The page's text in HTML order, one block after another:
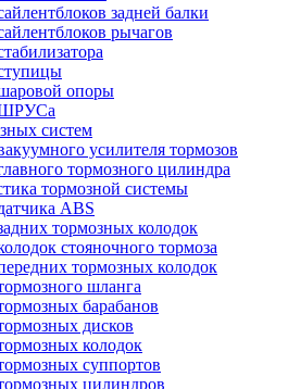
задней балки
рычагов
опоры
ШРУСа
систем
усилителя тормозов
тормозного цилиндра
тормозной системы
ABS
тормозных колодок
стояночного тормоза
тормозных колодок
шланга
барабанов
дисков
колодок
суппортов
цилиндров